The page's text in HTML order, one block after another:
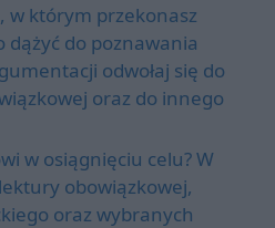
w którym przekonasz
dążyć do poznawania
odwołaj się do
oraz do innego
w osiągnięciu celu? W
obowiązkowej,
oraz wybranych